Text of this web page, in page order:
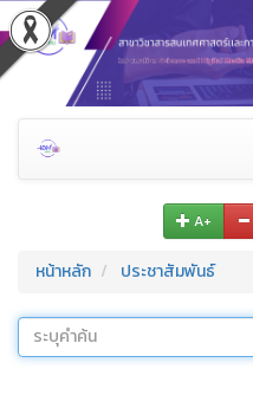
A+
หน้าหลัก ประชาสัมพันธ์